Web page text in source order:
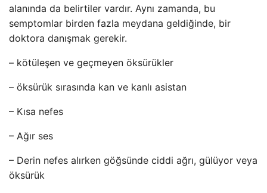
alanında da belirtiler vardır. Aynı zamanda, bu
semptomlar birden fazla meydana geldiğinde, bir
doktora danışmak gerekir.
– kötüleşen ve geçmeyen öksürükler
– öksürük sırasında kan ve kanlı asistan
– Kısa nefes
– Ağır ses
– Derin nefes alırken göğsünde ciddi ağrı, gülüyor veya
öksürük